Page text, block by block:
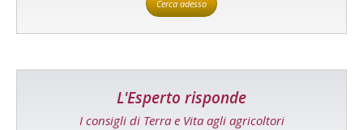
Cerca adesso
L'Esperto risponde
I consigli di Terra e Vita agli agricoltori